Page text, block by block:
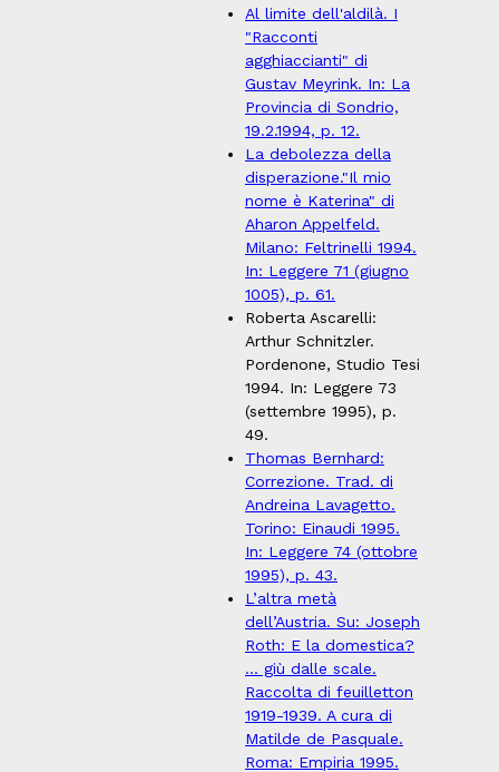
Al limite dell'aldilà. I
"Racconti
agghiaccianti" di
Gustav Meyrink. In: La
Provincia di Sondrio,
19.2.1994, p. 12.
La debolezza della
disperazione."Il mio
nome è Katerina" di
Aharon Appelfeld.
Milano: Feltrinelli 1994.
In: Leggere 71 (giugno
1005), p. 61.
Roberta Ascarelli:
Arthur Schnitzler.
Pordenone, Studio Tesi
1994. In: Leggere 73
(settembre 1995), p.
49.
Thomas Bernhard:
Correzione. Trad. di
Andreina Lavagetto.
Torino: Einaudi 1995.
In: Leggere 74 (ottobre
1995), p. 43.
L’altra metà
dell’Austria. Su: Joseph
Roth: E la domestica?
... giù dalle scale.
Raccolta di feuilletton
1919-1939. A cura di
Matilde de Pasquale.
Roma: Empiria 1995.